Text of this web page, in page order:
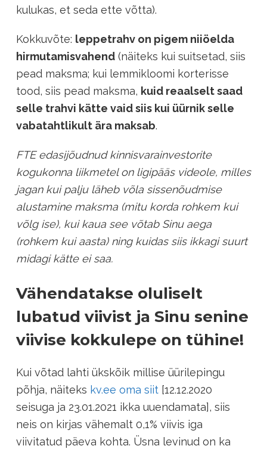
kulukas, et seda ette võtta).
Kokkuvõte: leppetrahv on pigem niiöelda
hirmutamisvahend (näiteks kui suitsetad, siis
pead maksma; kui lemmikloomi korterisse
tood, siis pead maksma, kuid reaalselt saad
selle trahvi kätte vaid siis kui üürnik selle
vabatahtlikult ära maksab.
FTE edasijõudnud kinnisvarainvestorite
kogukonna liikmetel on ligipääs videole, milles
jagan kui palju läheb võla sissenõudmise
alustamine maksma (mitu korda rohkem kui
võlg ise), kui kaua see võtab Sinu aega
(rohkem kui aasta) ning kuidas siis ikkagi suurt
midagi kätte ei saa.
Vähendatakse oluliselt
lubatud viivist ja Sinu senine
viivise kokkulepe on tühine!
Kui võtad lahti ükskõik millise üürilepingu
põhja, näiteks kv.ee oma siit [12.12.2020
seisuga ja 23.01.2021 ikka uuendamata], siis
neis on kirjas vähemalt 0,1% viivis iga
viivitatud päeva kohta. Üsna levinud on ka